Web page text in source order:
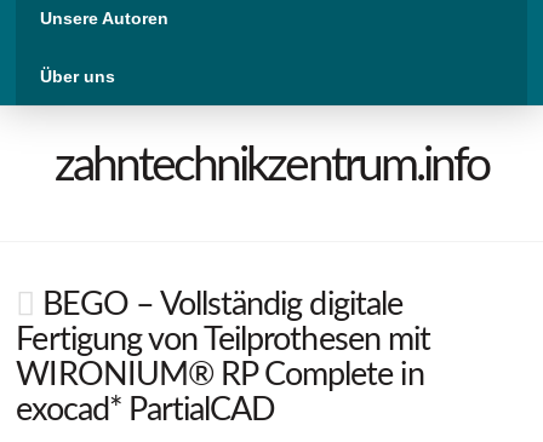
Unsere Autoren
Über uns
zahntechnikzentrum.info
BEGO – Vollständig digitale
Fertigung von Teilprothesen mit
WIRONIUM® RP Complete in
exocad* PartialCAD